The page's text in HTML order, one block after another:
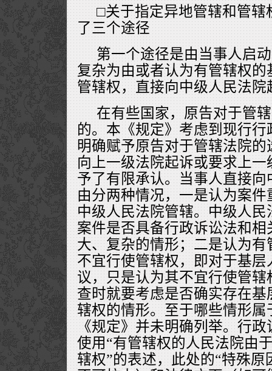
□关于指定异地管辖和管辖
了三个途径
第一个途径是由当事人启
复杂为由或者认为有管辖权
管辖权，直接向中级人民法院
在有些国家，原告对于管
的。本《规定》考虑到现行
明确赋予原告对于管辖法院
向上一级法院起诉或要求上
予了有限承认。当事人直接
由分两种情况，一是认为案
中级人民法院管辖。中级人
案件是否具备行政诉讼法和
大、复杂的情形；二是认为
不宜行使管辖权，即对于基
议，只是认为其不宜行使管
查时就要考虑是否确实存在
辖权的情形。至于哪些情形
《规定》并未明确列举。行
使用“有管辖权的人民法院由
辖权”的表述，此处的“特殊原